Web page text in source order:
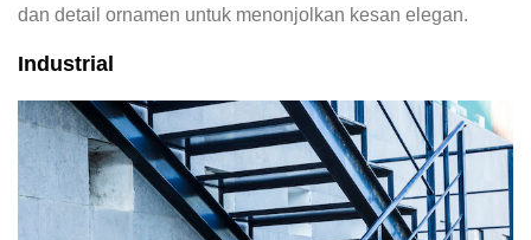
dan detail ornamen untuk menonjolkan kesan elegan.
Industrial